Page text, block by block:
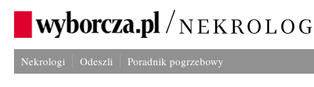
Nekrologi Odeszli Poradnik pogrzebowy